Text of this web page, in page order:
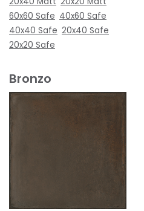
60x60 Safe 40x60 Safe
40x40 Safe 20x40 Safe
20x20 Safe
Bronzo